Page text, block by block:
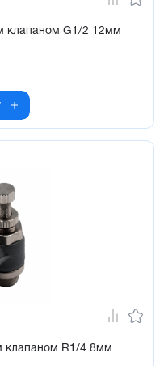
клапаном G1/2 12мм
клапаном R1/4 8мм